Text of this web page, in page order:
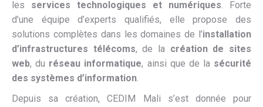
les services technologiques et numériques. Forte
d’une équipe d’experts qualifiés, elle propose des
solutions complètes dans les domaines de l’installation
d’infrastructures télécoms, de la création de sites
web, du réseau informatique, ainsi que de la sécurité
des systèmes d’information.
Depuis sa création, CEDIM Mali s’est donnée pour